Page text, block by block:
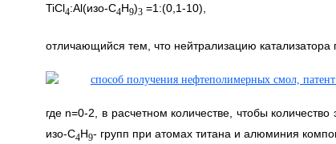
TiCl4:Al(изо-С4Н9)3=1:(0,1-10),
отличающийся тем, что нейтрализацию
где n=0-2, в расчетном количестве, чтобы
изо-С4Н9- групп при атомах титана и алюминия